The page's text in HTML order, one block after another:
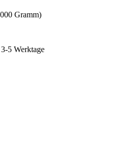
Gramm)
5 Werktage